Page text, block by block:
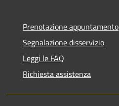
Prenotazione appuntamento
Segnalazione disservizio
Leggi le FAQ
Richiesta assistenza